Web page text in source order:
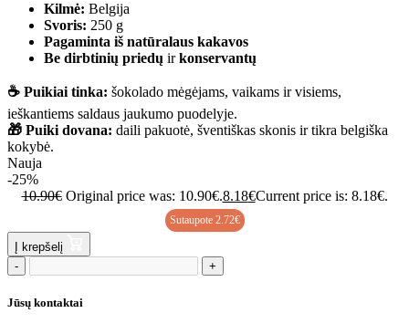
Kilmė: Belgija
Svoris: 250 g
Pagaminta iš natūralaus kakavos
Be dirbtinių priedų irkonservantų
☕ Puikiai tinka: šokolado mėgėjams, vaikams ir visiems,
ieškantiems saldaus jaukumo puodelyje.
🎁 Puiki dovana: daili pakuotė, šventiškas skonis ir tikra belgiška
kokybė.
Nauja
-25%
10.90€ Original price was: 10.90€.8.18€Current price is: 8.18€.
Sutaupote 2.72€
Į krepšelį
-
+
Jūsų kontaktai